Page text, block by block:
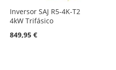
Inversor SAJ R5-4K-T2
4kW Trifásico
849,95 €